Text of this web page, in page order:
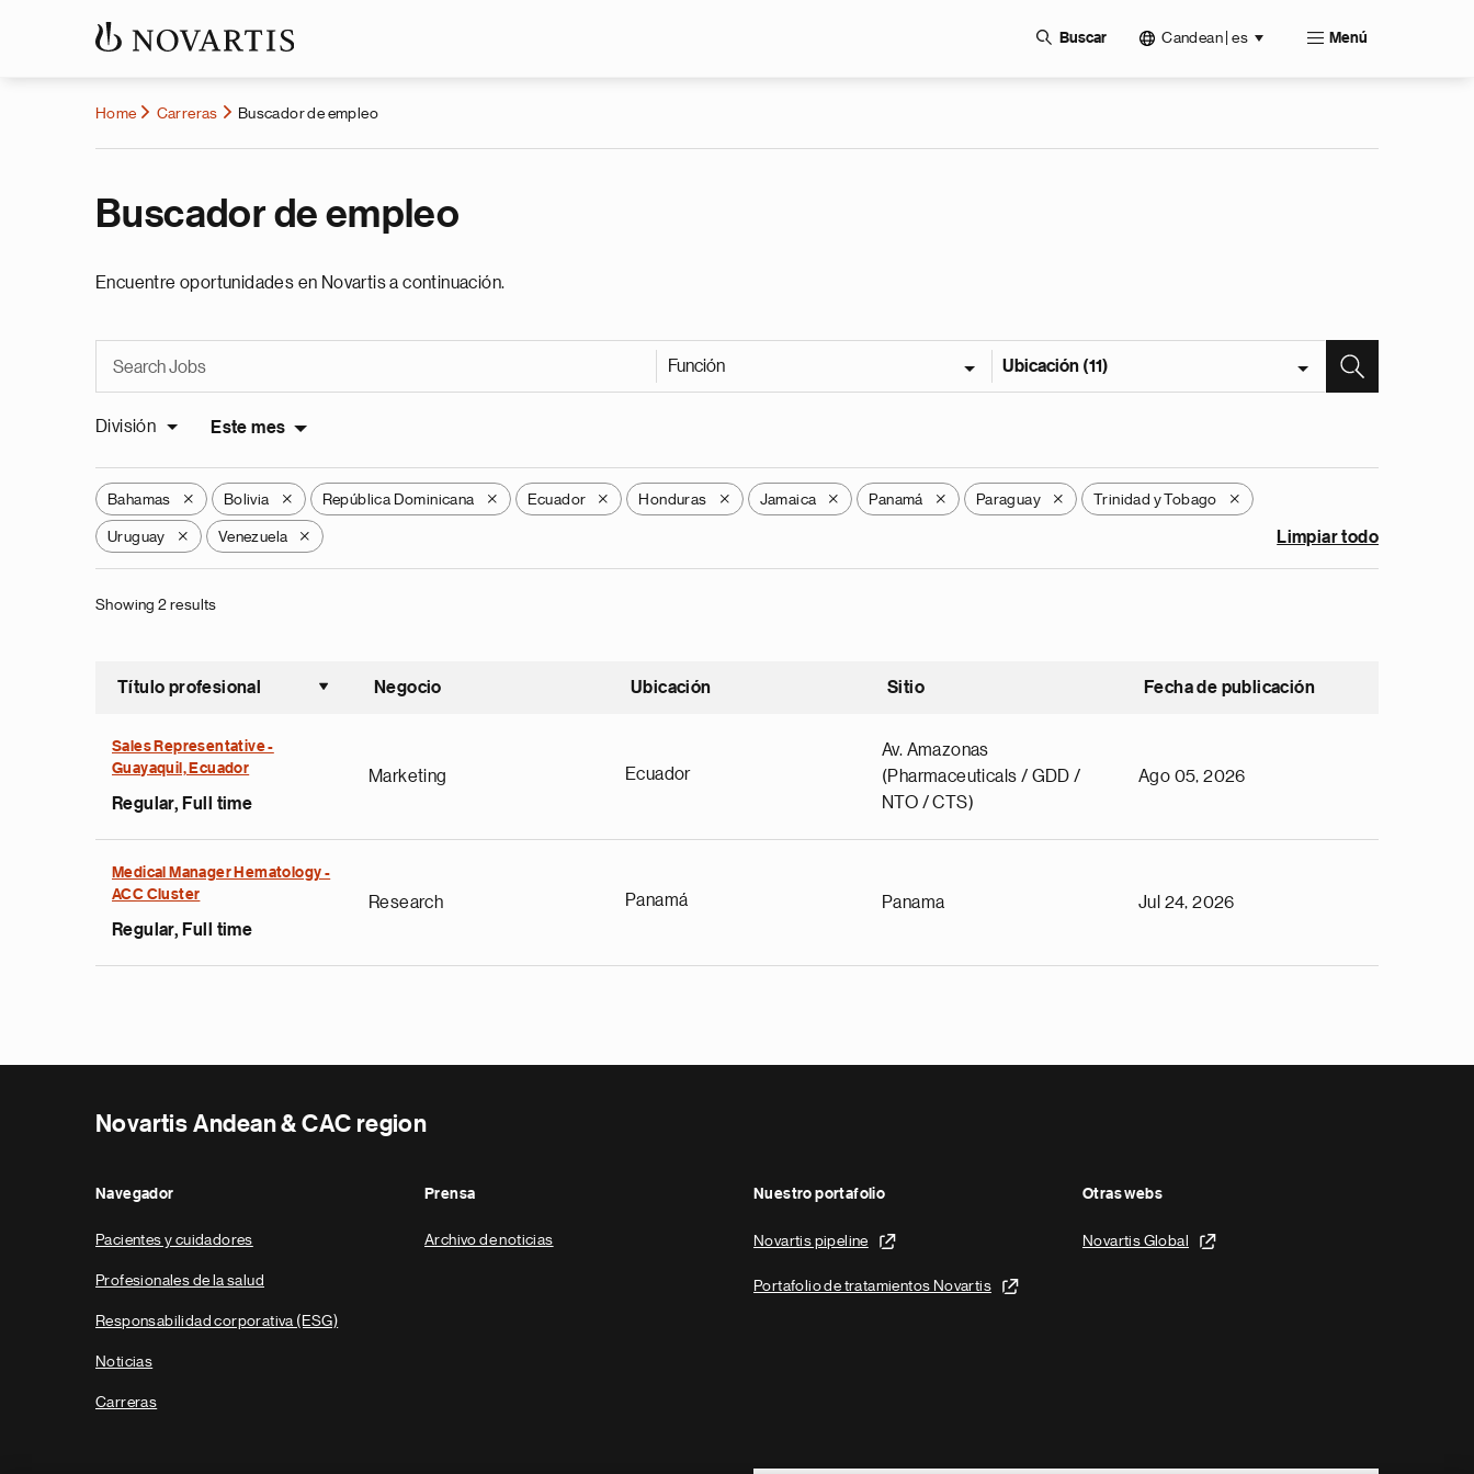
Buscar Candean | es Menú
Home Carreras Buscador de empleo
Buscador de empleo
Encuentre oportunidades en Novartis a continuación.
Función Ubicación (11)
División Este mes
Bahamas X Bolivia X República Dominicana X Ecuador X Honduras X Jamaica X Panamá X Paraguay X Trinidad y Tobago X
Uruguay X Venezuela X Limpiar todo
Showing 2 results
Título profesional
Ordenar ascendente
Negocio Ubicación Sitio Fecha de publicación
Sales Representative -
Guayaquil, Ecuador
Regular, Full time
Marketing Ecuador
Av. Amazonas
(Pharmaceuticals / GDD /
NTO / CTS)
Ago 05, 2026
Medical Manager Hematology -
ACC Cluster
Regular, Full time
Research Panamá Panama Jul 24, 2026
Novartis Andean & CAC region
Navegador
Pacientes y cuidadores
Profesionales de la salud
Responsabilidad corporativa (ESG)
Noticias
Carreras
Prensa
Archivo de noticias
Nuestro portafolio
Novartis pipeline
Portafolio de tratamientos Novartis
Otras webs
Novartis Global